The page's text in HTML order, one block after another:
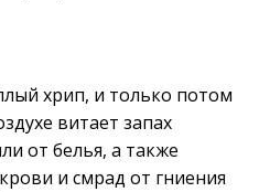
хрип, и только потом
витает запах
от белья, а также
и смрад от гниения